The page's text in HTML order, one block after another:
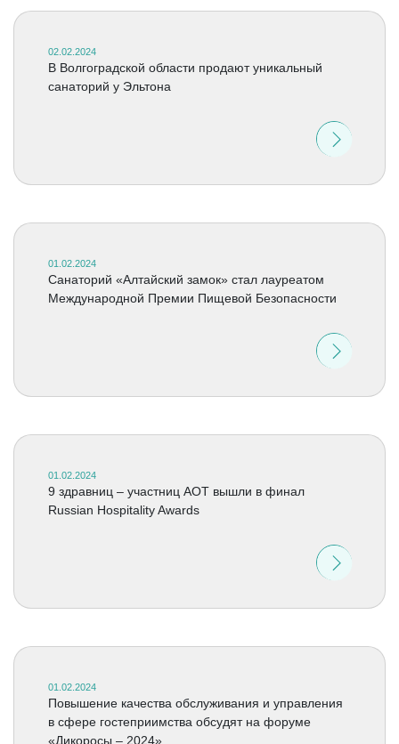
02.02.2024
В Волгоградской области продают уникальный
санаторий у Эльтона
01.02.2024
Санаторий «Алтайский замок» стал лауреатом
Международной Премии Пищевой Безопасности
01.02.2024
9 здравниц – участниц АОТ вышли в финал
Russian Hospitality Awards
01.02.2024
Повышение качества обслуживания и управления
в сфере гостеприимства обсудят на форуме
«Дикоросы – 2024»